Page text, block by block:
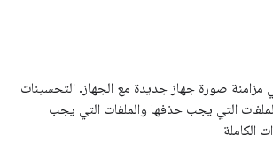
صورة جهاز جديدة مع الجهاز. التحسينات
التي يجب حذفها والملفات التي يجب
الكاملة